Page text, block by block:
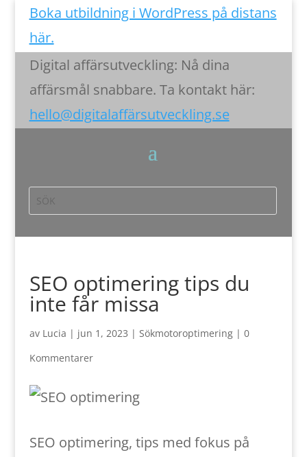
Boka utbildning i WordPress på distans
här.
Digital affärsutveckling: Nå dina
affärsmål snabbare. Ta kontakt här:
hello@digitalaffärsutveckling.se
SEO optimering tips du
inte får missa
av Lucia | jun 1, 2023 | Sökmotoroptimering| 0
Kommentarer
SEO optimering, tips med fokus på